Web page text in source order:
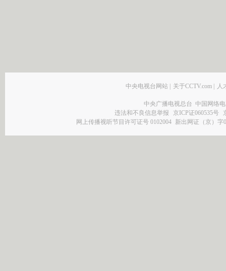
中央电视台网站 关于CCTV.com 人
中央广播电视总台 中国网络
违法和不良信息举报
京ICP证060535号
网上传播视听节目许可证号 0102004 新出网证（京）